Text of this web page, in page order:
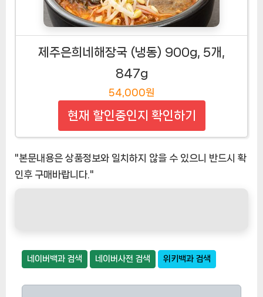
제주은희네해장국 (냉동) 900g, 5개,
847g
54,000원
현재 할인중인지 확인하기
"본문내용은 상품정보와 일치하지 않을 수 있으니 반드시 확
인후 구매바랍니다."
네이버백과 검색 네이버사전 검색 위키백과 검색